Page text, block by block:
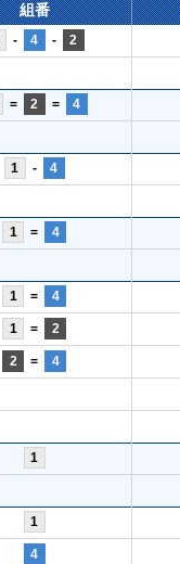
組番
- 4 - 2
= 2 = 4
1 - 4
1 = 4
1 = 4
1 = 2
2 = 4
1
1
4